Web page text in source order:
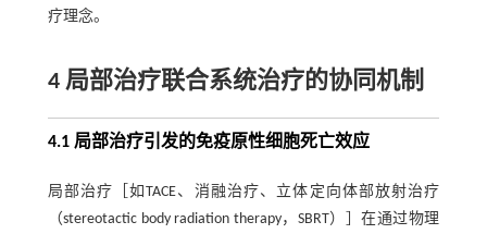
疗理念。
4 局部治疗联合系统治疗的协同机制
4.1 局部治疗引发的免疫原性细胞死亡效应
局部治疗［如TACE、消融治疗、立体定向体部放射治疗
（stereotactic body radiation therapy，SBRT）］在通过物理